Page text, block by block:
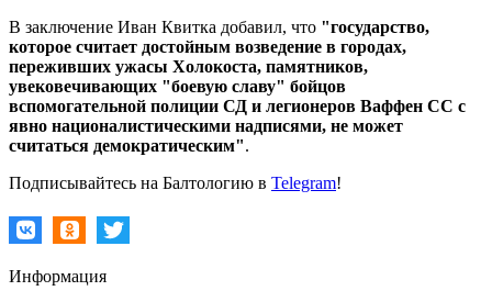
В заключение Иван Квитка добавил, что "государство,
которое считает достойным возведение в городах,
переживших ужасы Холокоста, памятников,
увековечивающих "боевую славу" бойцов
вспомогательной полиции СД и легионеров Ваффен СС с
явно националистическими надписями, не может
считаться демократическим".
Подписывайтесь на Балтологию в Telegram!
Информация